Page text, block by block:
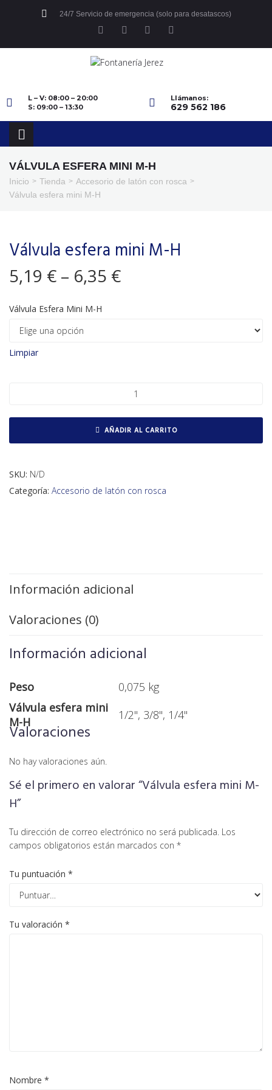
24/7 Servicio de emergencia (solo para desatascos)
L – V: 08:00 – 20:00
S: 09:00 – 13:30
Llámanos:
629 562 186
VÁLVULA ESFERA MINI M-H
Inicio > Tienda > Accesorio de latón con rosca >
Válvula esfera mini M-H
Válvula esfera mini M-H
5,19 € – 6,35 €
Válvula Esfera Mini M-H
Limpiar
AÑADIR AL CARRITO
SKU: N/D
Categoría: Accesorio de latón con rosca
Información adicional
Valoraciones (0)
Información adicional
Peso
0,075 kg
Válvula esfera mini
M-H
1/2", 3/8", 1/4"
Valoraciones
No hay valoraciones aún.
Sé el primero en valorar “Válvula esfera mini M-
H”
Tu dirección de correo electrónico no será publicada. Los
campos obligatorios están marcados con *
Tu puntuación *
Tu valoración *
Nombre *